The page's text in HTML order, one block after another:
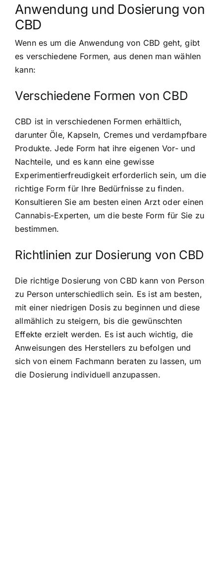
Anwendung und Dosierung von
CBD
Wenn es um die Anwendung von CBD geht, gibt
es verschiedene Formen, aus denen man wählen
kann:
Verschiedene Formen von CBD
CBD ist in verschiedenen Formen erhältlich,
darunter Öle, Kapseln, Cremes und verdampfbare
Produkte. Jede Form hat ihre eigenen Vor- und
Nachteile, und es kann eine gewisse
Experimentierfreudigkeit erforderlich sein, um die
richtige Form für Ihre Bedürfnisse zu finden.
Konsultieren Sie am besten einen Arzt oder einen
Cannabis-Experten, um die beste Form für Sie zu
bestimmen.
Richtlinien zur Dosierung von CBD
Die richtige Dosierung von CBD kann von Person
zu Person unterschiedlich sein. Es ist am besten,
mit einer niedrigen Dosis zu beginnen und diese
allmählich zu steigern, bis die gewünschten
Effekte erzielt werden. Es ist auch wichtig, die
Anweisungen des Herstellers zu befolgen und
sich von einem Fachmann beraten zu lassen, um
die Dosierung individuell anzupassen.